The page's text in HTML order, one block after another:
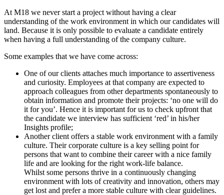
At M18 we never start a project without having a clear
understanding of the work environment in which our candidates will
land. Because it is only possible to evaluate a candidate entirely
when having a full understanding of the company culture.
Some examples that we have come across:
One of our clients attaches much importance to assertiveness
and curiosity. Employees at that company are expected to
approach colleagues from other departments spontaneously to
obtain information and promote their projects: ‘no one will do
it for you’. Hence it is important for us to check upfront that
the candidate we interview has sufficient ‘red’ in his/her
Insights profile;
Another client offers a stable work environment with a family
culture. Their corporate culture is a key selling point for
persons that want to combine their career with a nice family
life and are looking for the right work-life balance.
Whilst some persons thrive in a continuously changing
environment with lots of creativity and innovation, others may
get lost and prefer a more stable culture with clear guidelines.